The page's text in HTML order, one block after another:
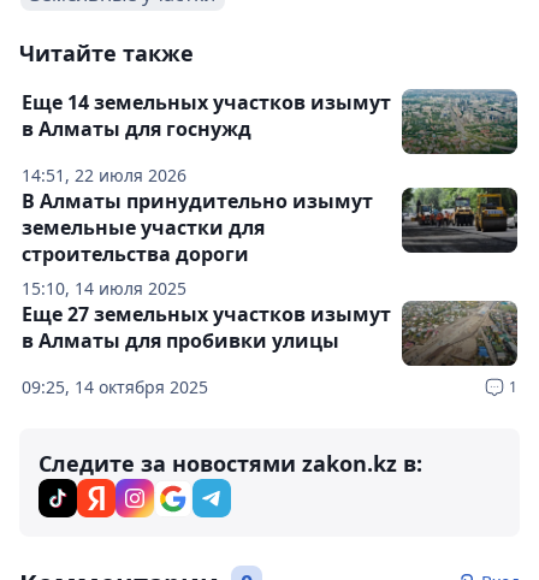
Читайте также
14:51, 22 июля 2026
Еще 14 земельных участков изымут
в Алматы для госнужд
15:10, 14 июля 2025
В Алматы принудительно изымут
земельные участки для
строительства дороги
09:25, 14 октября 2025 1
Еще 27 земельных участков изымут
в Алматы для пробивки улицы
Следите за новостями zakon.kz в: